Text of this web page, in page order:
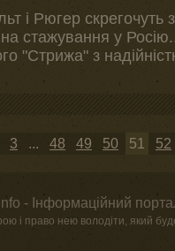
і Рюгер скрегочуть
на стажування у
"Стрижа" з
3 ... 48 49 50 51 52
- Інформаційний
і право нею володіти, який